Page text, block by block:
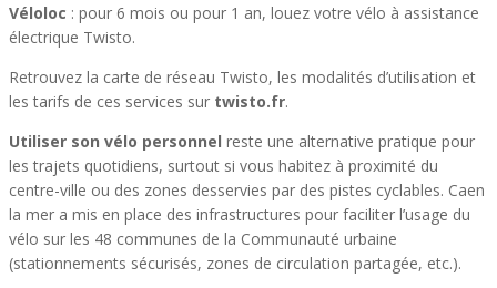
Véloloc : pour 6 mois ou pour 1 an, louez votre vélo à assistance
électrique Twisto.
Retrouvez la carte de réseau Twisto, les modalités d’utilisation et
les tarifs de ces services sur twisto.fr.
Utiliser son vélo personnel reste une alternative pratique pour
les trajets quotidiens, surtout si vous habitez à proximité du
centre-ville ou des zones desservies par des pistes cyclables. Caen
la mer a mis en place des infrastructures pour faciliter l’usage du
vélo sur les 48 communes de la Communauté urbaine
(stationnements sécurisés, zones de circulation partagée, etc.).